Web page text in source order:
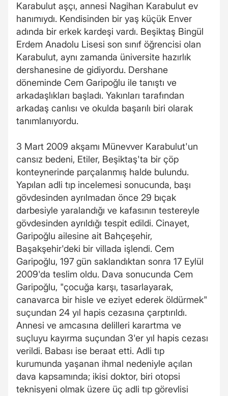
Karabulut aşçı, annesi Nagihan Karabulut ev
hanımıydı. Kendisinden bir yaş küçük Enver
adında bir erkek kardeşi vardı. Beşiktaş Bingül
Erdem Anadolu Lisesi son sınıf öğrencisi olan
Karabulut, aynı zamanda üniversite hazırlık
dershanesine de gidiyordu. Dershane
döneminde Cem Garipoğlu ile tanıştı ve
arkadaşlıkları başladı. Yakınları tarafından
arkadaş canlısı ve okulda başarılı biri olarak
tanımlanıyordu.
3 Mart 2009 akşamı Münevver Karabulut'un
cansız bedeni, Etiler, Beşiktaş'ta bir çöp
konteynerinde parçalanmış halde bulundu.
Yapılan adli tıp incelemesi sonucunda, başı
gövdesinden ayrılmadan önce 29 bıçak
darbesiyle yaralandığı ve kafasının testereyle
gövdesinden ayrıldığı tespit edildi. Cinayet,
Garipoğlu ailesine ait Bahçeşehir,
Başakşehir'deki bir villada işlendi. Cem
Garipoğlu, 197 gün saklandıktan sonra 17 Eylül
2009'da teslim oldu. Dava sonucunda Cem
Garipoğlu, "çocuğa karşı, tasarlayarak,
canavarca bir hisle ve eziyet ederek öldürmek"
suçundan 24 yıl hapis cezasına çarptırıldı.
Annesi ve amcasına delilleri karartma ve
suçluyu kayırma suçundan 3'er yıl hapis cezası
verildi. Babası ise beraat etti. Adli tıp
kurumunda yaşanan ihmal nedeniyle açılan
dava kapsamında; ikisi doktor, biri otopsi
teknisyeni olmak üzere üç adli tıp görevlisi